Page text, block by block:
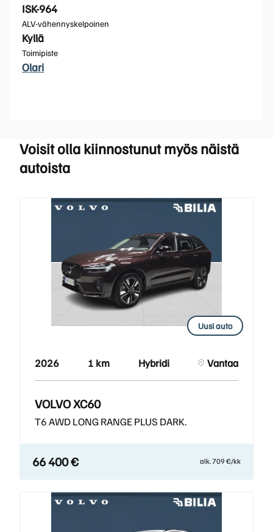
ISK-964
ALV-vähennyskelpoinen
Kyllä
Toimipiste
Olari
Voisit olla kiinnostunut myös näistä
autoista
Uusi auto
2026 1 km Hybridi Vantaa
VOLVO XC60
T6 AWD LONG RANGE PLUS DARK.
66 400 € alk. 709 €/kk